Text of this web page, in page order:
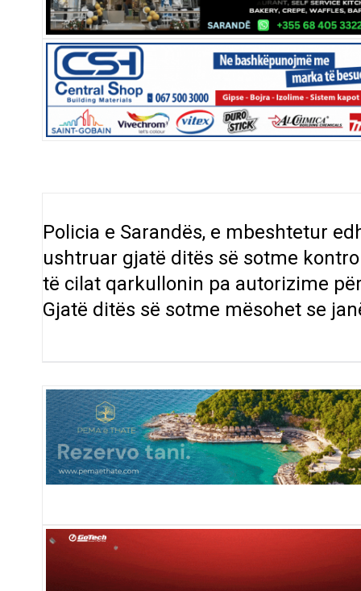
Policia e Sarandës, e mbeshtetur
ushtruar gjatë ditës së sotme
të cilat qarkullonin pa autorizime
Gjatë ditës së sotme mësohet se